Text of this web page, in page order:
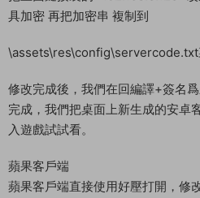
具加密 再把加密串 複制到
\assets\res\config\servercode.txt
修改完成後，我們在回編譯+簽名
完成，我們把桌面上新生成的安卓
入遊戲試試看。
蘋果客戶端
蘋果客戶端直接使用好壓打開，修